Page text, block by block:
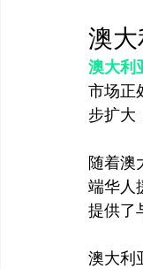
澳
澳大利
市场正
步扩大
随着澳
端华人
提供了
澳大利